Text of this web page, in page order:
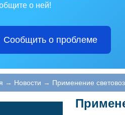
о ней!
Сообщить о проблеме
→ Новости → Применение